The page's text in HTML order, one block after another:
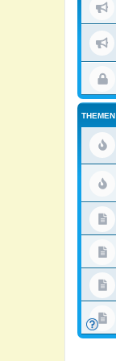
THEMEN